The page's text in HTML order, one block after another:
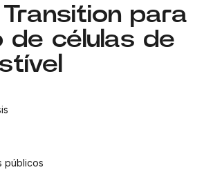
para
de células de
públicos